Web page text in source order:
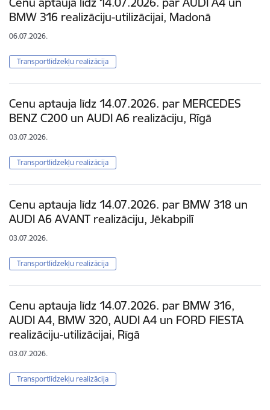
BMW 316 realizāciju-utilizācijai, Madonā
06.07.2026.
Transportlīdzekļu realizācija
Cenu aptauja līdz 14.07.2026. par MERCEDES
BENZ C200 un AUDI A6 realizāciju, Rīgā
03.07.2026.
Transportlīdzekļu realizācija
Cenu aptauja līdz 14.07.2026. par BMW 318 un
AUDI A6 AVANT realizāciju, Jēkabpilī
03.07.2026.
Transportlīdzekļu realizācija
Cenu aptauja līdz 14.07.2026. par BMW 316,
AUDI A4, BMW 320, AUDI A4 un FORD FIESTA
realizāciju-utilizācijai, Rīgā
03.07.2026.
Transportlīdzekļu realizācija